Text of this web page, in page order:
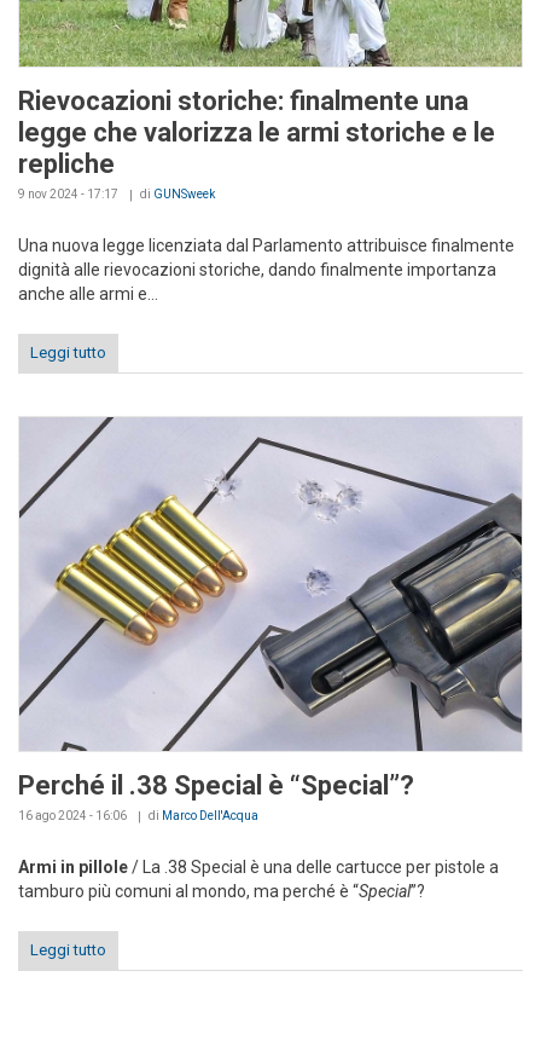
Rievocazioni storiche: finalmente una
legge che valorizza le armi storiche e le
repliche
9 nov 2024 - 17:17 di GUNSweek
Una nuova legge licenziata dal Parlamento attribuisce finalmente
dignità alle rievocazioni storiche, dando finalmente importanza
anche alle armi e...
Leggi tutto
Perché il .38 Special è “Special”?
16 ago 2024 - 16:06 di Marco Dell'Acqua
Armi in pillole/ La .38 Special è una delle cartucce per pistole a
tamburo più comuni al mondo, ma perché è “Special”?
Leggi tutto